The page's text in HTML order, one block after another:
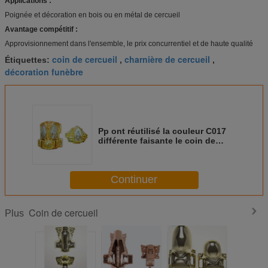
Poignée et décoration en bois ou en métal de cercueil
Avantage compétitif :
Approvisionnement dans l'ensemble, le prix concurrentiel et de haute qualité
Étiquettes: coin de cercueil , charnière de cercueil ,
décoration funèbre
Pp ont réutilisé la couleur C017
différente faisante le coin de
Continuer
Plus Coin de cercueil